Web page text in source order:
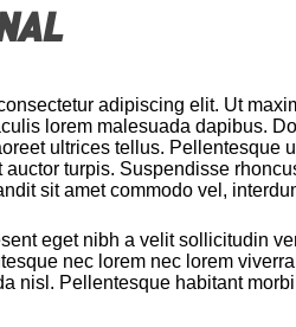
adipiscing elit. Ut
lorem malesuada dapibus.
ultrices tellus. Pellentesque
auctor turpis. Suspendisse
sit amet commodo vel,
eget nibh a velit sollicitudin
nec lorem nec lorem
nisl. Pellentesque habitant